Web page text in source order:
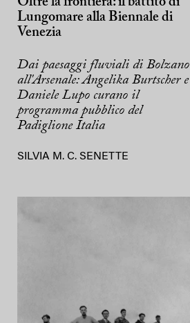
Lungomare alla Biennale di
Venezia
Dai paesaggi fluviali di Bolzano
all'Arsenale: Angelika Burtscher e
Daniele Lupo curano il
programma pubblico del
Padiglione Italia
SILVIA M. C. SENETTE